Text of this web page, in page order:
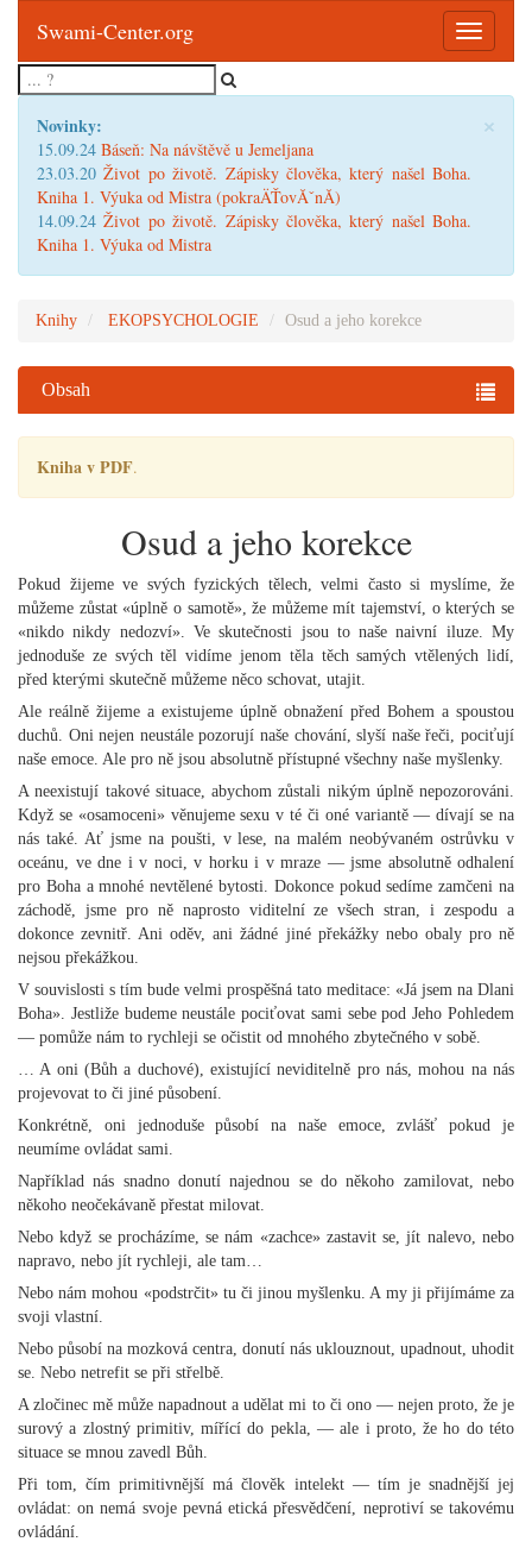
Toggle
Swami-Center.org
×
Novinky:
15.09.24 Báseň: Na návštěvě u Jemeljana
23.03.20Život po životě. Zápisky člověka, který našel Boha.
Kniha 1. Výuka od Mistra (pokraÄŤovĂˇnĂ­)
14.09.24Život po životě. Zápisky člověka, který našel Boha.
Kniha 1. Výuka od Mistra
Knihy EKOPSYCHOLOGIE Osud a jeho korekce
Obsah
Kniha v PDF.
Osud a jeho korekce
Pokud žijeme ve svých fyzických tělech, velmi často si myslíme, že
můžeme zůstat «úplně o samotě», že můžeme mít tajemství, o kterých se
«nikdo nikdy nedozví». Ve skutečnosti jsou to naše naivní iluze. My
jednoduše ze svých těl vidíme jenom těla těch samých vtělených lidí,
před kterými skutečně můžeme něco schovat, utajit.
Ale reálně žijeme a existujeme úplně obnažení před Bohem a spoustou
duchů. Oni nejen neustále pozorují naše chování, slyší naše řeči, pociťují
naše emoce. Ale pro ně jsou absolutně přístupné všechny naše myšlenky.
A neexistují takové situace, abychom zůstali nikým úplně nepozorováni.
Když se «osamoceni» věnujeme sexu v té či oné variantě — dívají se na
nás také. Ať jsme na poušti, v lese, na malém neobývaném ostrůvku v
oceánu, ve dne i v noci, v horku i v mraze — jsme absolutně odhalení
pro Boha a mnohé nevtělené bytosti. Dokonce pokud sedíme zamčeni na
záchodě, jsme pro ně naprosto viditelní ze všech stran, i zespodu a
dokonce zevnitř. Ani oděv, ani žádné jiné překážky nebo obaly pro ně
nejsou překážkou.
V souvislosti s tím bude velmi prospěšná tato meditace: «Já jsem na Dlani
Boha». Jestliže budeme neustále pociťovat sami sebe pod Jeho Pohledem
— pomůže nám to rychleji se očistit od mnohého zbytečného v sobě.
… A oni (Bůh a duchové), existující neviditelně pro nás, mohou na nás
projevovat to či jiné působení.
Konkrétně, oni jednoduše působí na naše emoce, zvlášť pokud je
neumíme ovládat sami.
Například nás snadno donutí najednou se do někoho zamilovat, nebo
někoho neočekávaně přestat milovat.
Nebo když se procházíme, se nám «zachce» zastavit se, jít nalevo, nebo
napravo, nebo jít rychleji, ale tam…
Nebo nám mohou «podstrčit» tu či jinou myšlenku. A my ji přijímáme za
svoji vlastní.
Nebo působí na mozková centra, donutí nás uklouznout, upadnout, uhodit
se. Nebo netrefit se při střelbě.
A zločinec mě může napadnout a udělat mi to či ono — nejen proto, že je
surový a zlostný primitiv, mířící do pekla, — ale i proto, že ho do této
situace se mnou zavedl Bůh.
Při tom, čím primitivnější má člověk intelekt — tím je snadnější jej
ovládat: on nemá svoje pevná etická přesvědčení, neprotiví se takovému
ovládání.